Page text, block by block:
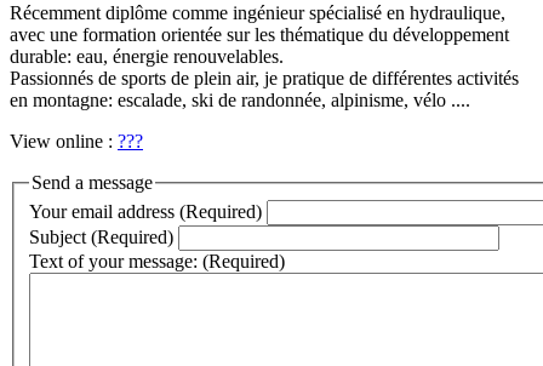
Récemment diplôme comme ingénieur spécialisé en hydraulique,
avec une formation orientée sur les thématique du développement
durable: eau, énergie renouvelables.
Passionnés de sports de plein air, je pratique de différentes activités
en montagne: escalade, ski de randonnée, alpinisme, vélo ....
View online : ???
Send a message
Your email address (Required)
Subject (Required)
Text of your message: (Required)